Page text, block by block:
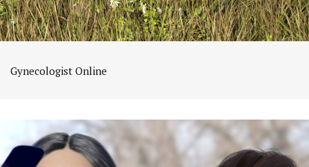
Gynecologist Online